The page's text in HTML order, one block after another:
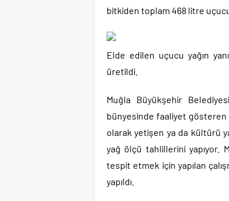
bitkiden toplam 468 litre
Elde edilen uçucu yağın
üretildi.
Muğla Büyükşehir
bünyesinde faaliyet gösteren
olarak yetişen ya da kültürü
yağ ölçü tahlillerini yapıyor.
tespit etmek için yapılan
yapıldı.